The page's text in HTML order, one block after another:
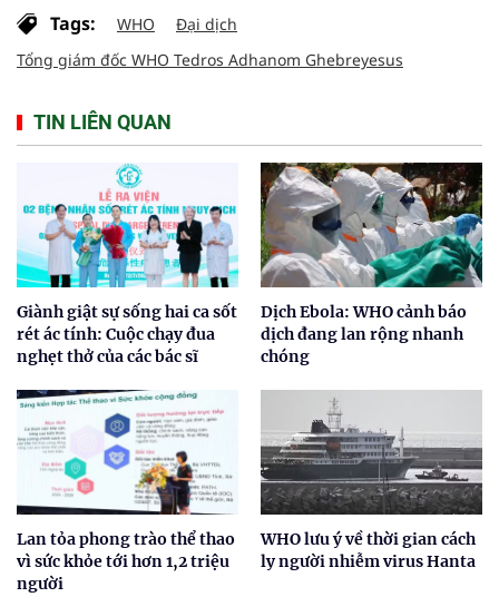
Tags: WHO
Đại dịch
Tổng giám đốc WHO Tedros Adhanom Ghebreyesus
TIN LIÊN QUAN
Giành giật sự sống hai ca sốt
rét ác tính: Cuộc chạy đua
nghẹt thở của các bác sĩ
Dịch Ebola: WHO cảnh báo
dịch đang lan rộng nhanh
chóng
Lan tỏa phong trào thể thao
vì sức khỏe tới hơn 1,2 triệu
người
WHO lưu ý về thời gian cách
ly người nhiễm virus Hanta